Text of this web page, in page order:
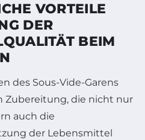
VORTEILE
DER
BEIM
des Sous-Vide-Garens
Zubereitung, die nicht nur
auch die
der Lebensmittel